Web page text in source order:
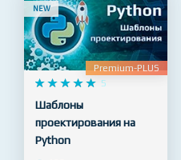
NEW
    
     5
Шаблоны